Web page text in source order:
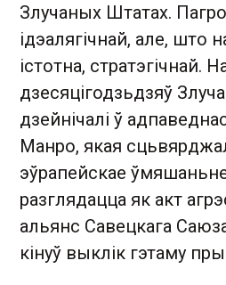
Злучаных Штатах.
ідэалягічнай, але, што
істотна, стратэгічнай.
дзесяцігодзьдзяў
дзейнічалі ў
Манро, якая
эўрапейскае
разглядацца як акт
альянс Савецкага
кінуў выклік гэтаму